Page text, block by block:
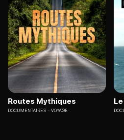
Routes Mythiques
DOCUMENTAIRES VOYAGE